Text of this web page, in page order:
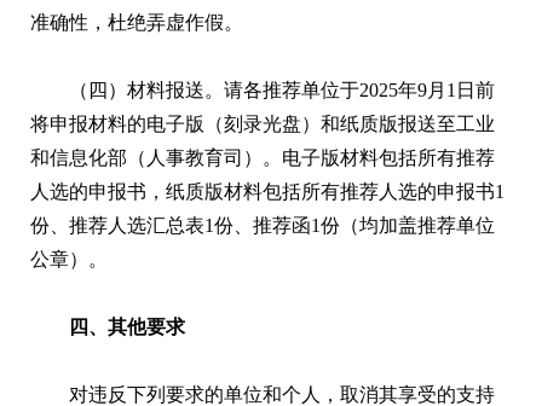
准确性，杜绝弄虚作假。
（四）材料报送。请各推荐单位于2025年9月1日前
将申报材料的电子版（刻录光盘）和纸质版报送至工业
和信息化部（人事教育司）。电子版材料包括所有推荐
人选的申报书，纸质版材料包括所有推荐人选的申报书1
份、推荐人选汇总表1份、推荐函1份（均加盖推荐单位
公章）。
四、其他要求
对违反下列要求的单位和个人，取消其享受的支持